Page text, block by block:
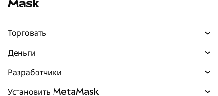
Торговать
Прогнозы
Деньги
Разработчики
Установить MetaMask